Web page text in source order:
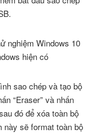
sao chép và tạo bộ
“Eraser” và nhấn
đó để xóa toàn bộ
sẽ format toàn bộ